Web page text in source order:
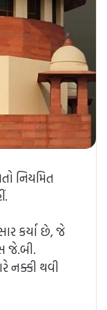
નિયમિત
કર્યા છે, જે
જે.બી.
નક્કી થવી